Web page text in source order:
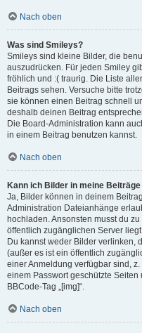
Nach oben
Was sind Smileys?
Smileys sind kleine Bilder, die
auszudrücken. Für jeden Smiley
fröhlich und :( traurig. Die Liste
Beitrags sehen. Versuche bitte
sie können einen Beitrag schnell
deshalb deinen Beitrag
Die Board-Administration kann
in einem Beitrag benutzen kannst.
Nach oben
Kann ich Bilder in meine
Ja, Bilder können in deinem
Administration Dateianhänge
hochladen. Ansonsten musst du
öffentlich zugänglichen Server
Du kannst weder Bilder verlinken,
(außer es ist ein öffentlich
einer Anmeldung verfügbar sind,
einem Passwort geschützte
BBCode-Tag „[img]“.
Nach oben